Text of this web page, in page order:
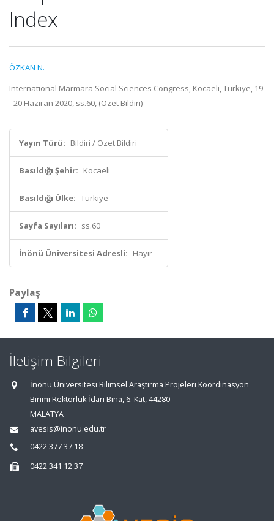
Index
ÖZKAN N.
International Marmara Social Sciences Congress, Kocaeli, Türkiye, 19
- 20 Haziran 2020, ss.60, (Özet Bildiri)
Yayın Türü: Bildiri / Özet Bildiri
Basıldığı Şehir: Kocaeli
Basıldığı Ülke: Türkiye
Sayfa Sayıları: ss.60
İnönü Üniversitesi Adresli: Hayır
Paylaş
İletişim Bilgileri
İnönü Üniversitesi Bilimsel Araştırma Projeleri Koordinasyon
Birimi Rektörlük İdari Bina, 6. Kat, 44280
MALATYA
avesis@inonu.edu.tr
0422 377 37 18
0422 341 12 37